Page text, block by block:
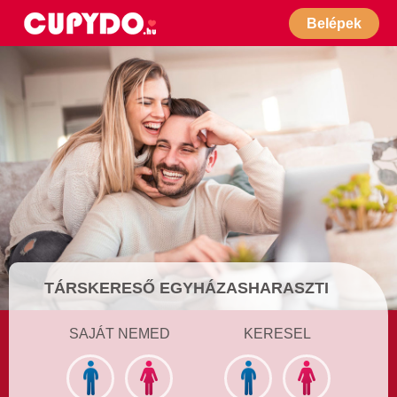
Belépek
TÁRSKERESŐ EGYHÁZASHARASZTI
SAJÁT NEMED KERESEL